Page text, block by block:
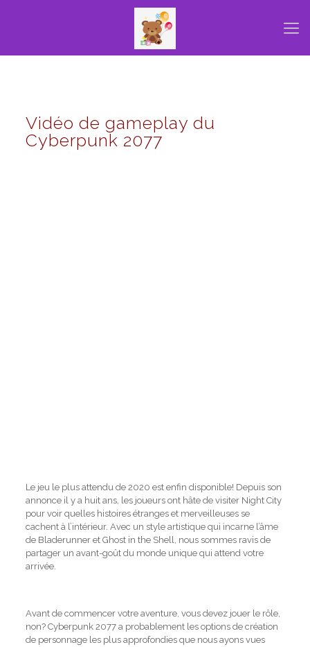
Vidéo de gameplay du
Cyberpunk 2077
Le jeu le plus attendu de 2020 est enfin disponible! Depuis son
annonce il y a huit ans, les joueurs ont hâte de visiter Night City
pour voir quelles histoires étranges et merveilleuses se
cachent à l’intérieur. Avec un style artistique qui incarne l’âme
de Bladerunner et Ghost in the Shell, nous sommes ravis de
partager un avant-goût du monde unique qui attend votre
arrivée.
Avant de commencer votre aventure, vous devez jouer le rôle,
non? Cyberpunk 2077 a probablement les options de création
de personnage les plus approfondies que nous ayons vues